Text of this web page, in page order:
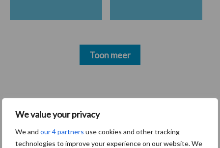
We value your privacy
We and our 4 partners use cookies and other tracking
technologies to improve your experience on our website. We
Primaire
Sidebar
Recent nieuws Partner nieuws
30 dec
Hervorming flexibele
arbeidscontracten kent mitsen en
Toon meer